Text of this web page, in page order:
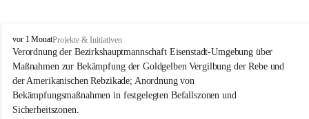
O
s
l
i
p
vor 1 MonatProjekte & Initiativen
Verordnung der Bezirkshauptmannschaft Eisenstadt-Umgebung über
Maßnahmen zur Bekämpfung der Goldgelben Vergilbung der Rebe und
der Amerikanischen Rebzikade; Anordnung von
Bekämpfungsmaßnahmen in festgelegten Befallszonen und
Sicherheitszonen.